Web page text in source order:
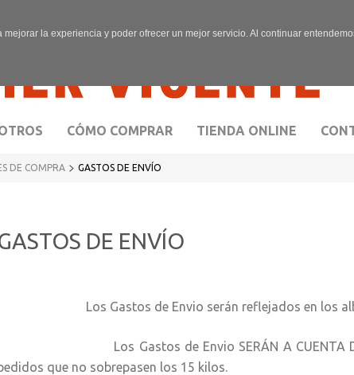
la experiencia y poder ofrecer un mejor servicio. Al continuar
CÓMO COMPRAR TIENDA ONLINE
DE COMPRA > GASTOS DE ENVÍO
DE ENVÍO
Los Gastos de Envio serán reflejados en los
Los Gastos de Envio SERÁN A CUENTA DEL
que no sobrepasen los 15 kilos.